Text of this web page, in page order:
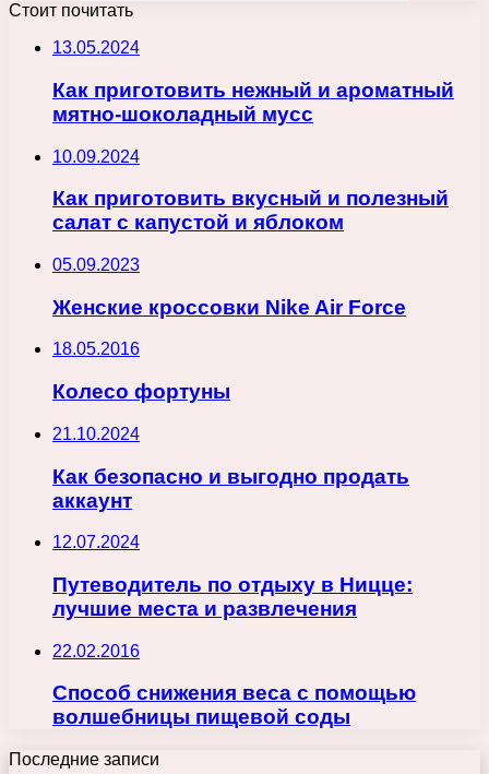
Стоит почитать
13.05.2024
Как приготовить нежный и ароматный
мятно-шоколадный мусс
10.09.2024
Как приготовить вкусный и полезный
салат с капустой и яблоком
05.09.2023
Женские кроссовки Nike Air Force
18.05.2016
Колесо фортуны
21.10.2024
Как безопасно и выгодно продать
аккаунт
12.07.2024
Путеводитель по отдыху в Ницце:
лучшие места и развлечения
22.02.2016
Способ снижения веса с помощью
волшебницы пищевой соды
Последние записи